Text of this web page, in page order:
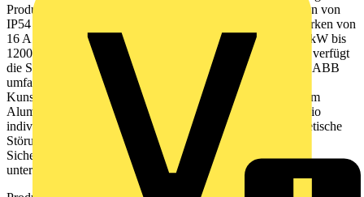
Produktportfolio umfasst gekapselte Schalter mit Schutzarten von
IP54 bis IP67. Unsere Sicherheitsschalter schalten Stromstärken von
16 A bis 1200 A (IEC) und Bemessungsleistungen von 7,5 kW bis
1200 kW bei Spannungen bis zu 690 V (AC23-A). Zudem verfügt
die Serie über IEC und UL Zulassungen. Das Angebot von ABB
umfasst seitlich- und frontbetätigte Sicherheitsschalter im
Kunststoffgehäuse, Stahlgehäuse, Edelstahlgehäuse sowie im
Aluminiumgehäuse. Des Weiteren bietet das Produktportfolio
individuelle Lösungen für den EMV-Bereich (elektromagnetische
Störungen) an. Die simple Handhabung macht aus den
Sicherheitsschaltern eine optimale Lösung für die
unterschiedlichsten Anwendungen.